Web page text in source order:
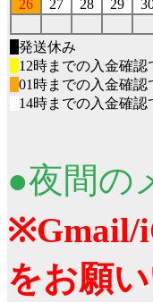
26
27 28 29
発送休み
12時までの入金確認
01時までの入金確認
14時までの入金確認
●夜間の
※Gmail/
をお願